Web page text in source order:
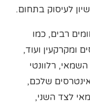
לעיסוק בתחום.
רבים, כמו
ומקרקעין ועוד,
רלוונטי
שלכם,
לצד השני,